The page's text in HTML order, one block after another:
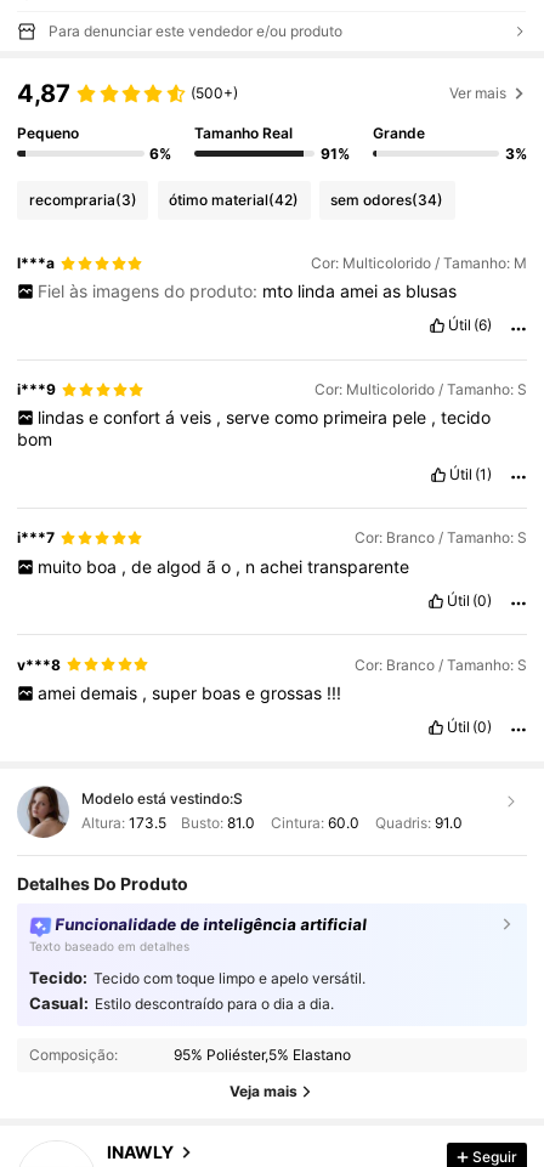
Para denunciar este vendedor e/ou produto
4,87 (500+) Ver mais
Pequeno
6%
Tamanho Real
91%
Grande
3%
recompraria(3) ótimo material(42) sem odores(34)
l***a Cor: Multicolorido / Tamanho: M
Fiel às imagens do produto: mto linda amei as blusas
Útil (6)
i***9 Cor: Multicolorido / Tamanho: S
lindas e confort á veis , serve como primeira pele , tecido
bom
Útil (1)
i***7 Cor: Branco / Tamanho: S
muito boa , de algod ã o , n achei transparente
Útil (0)
v***8 Cor: Branco / Tamanho: S
amei demais , super boas e grossas !!!
Útil (0)
Modelo está vestindo:S
Altura: 173.5 Busto:81.0 Cintura: 60.0 Quadris: 91.0
Detalhes Do Produto
Funcionalidade de inteligência artificial
Texto baseado em detalhes
Tecido: Tecido com toque limpo e apelo versátil.
Casual: Estilo descontraído para o dia a dia.
Composição: 95% Poliéster,5% Elastano
Veja mais
INAWLY
1.1M Seguidores
Seguir